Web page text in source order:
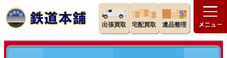
出張買取 宅配買取 遺品整理